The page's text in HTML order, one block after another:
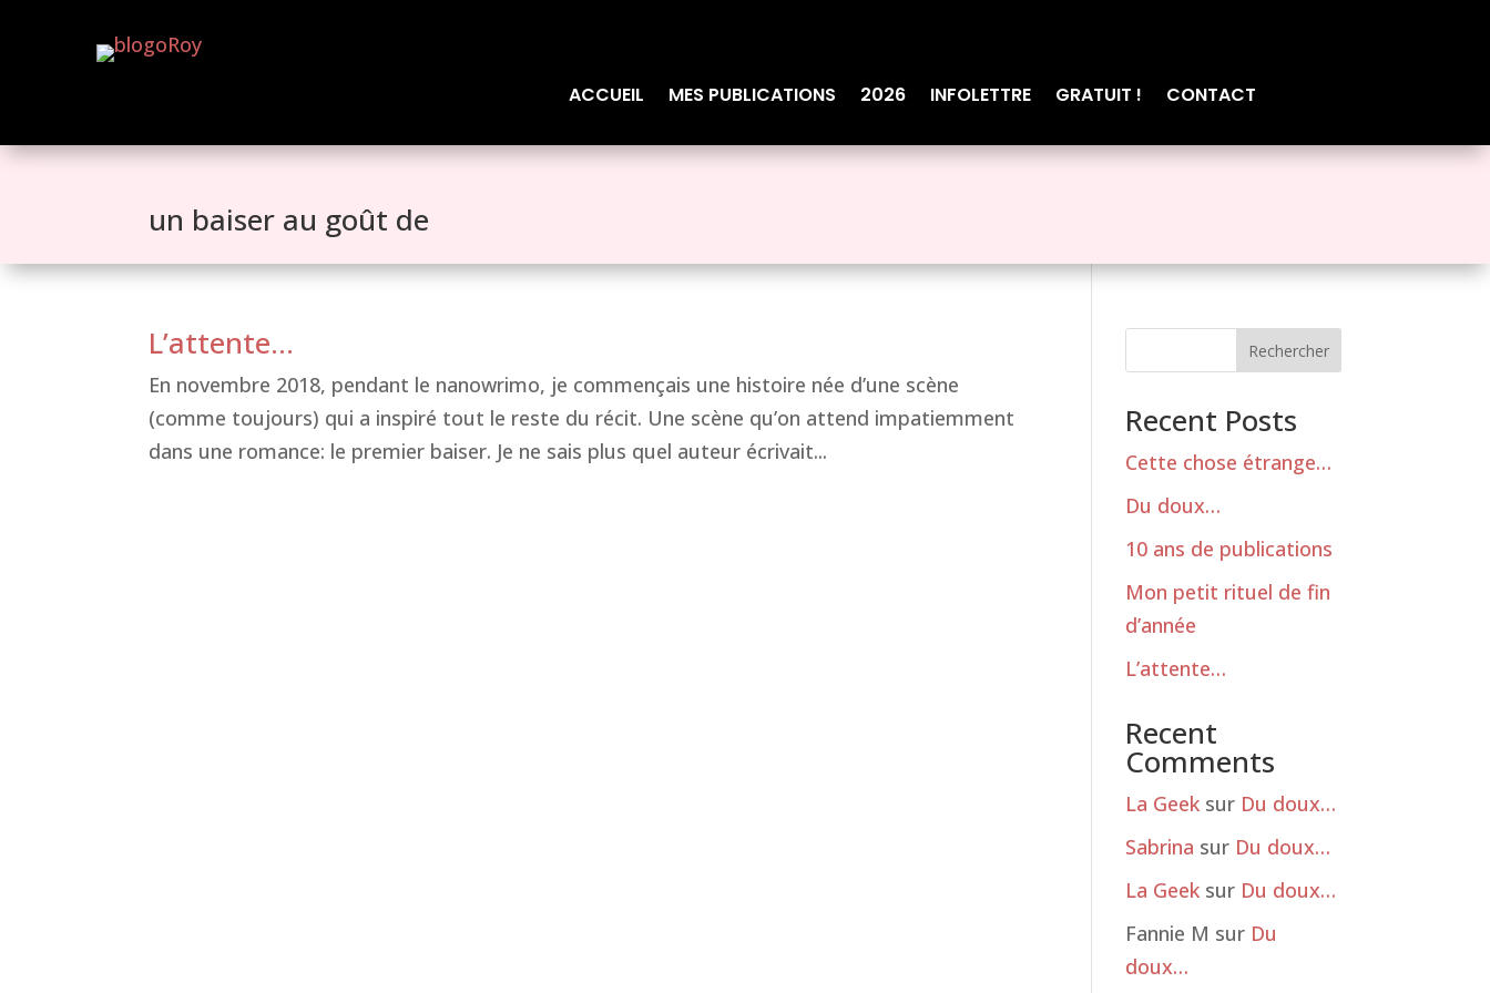
ACCUEIL MES PUBLICATIONS 2026 INFOLETTRE GRATUIT ! CONTACT
un baiser au goût de
L’attente…
En novembre 2018, pendant le nanowrimo, je commençais une histoire née d’une scène
(comme toujours) qui a inspiré tout le reste du récit. Une scène qu’on attend impatiemment
dans une romance: le premier baiser. Je ne sais plus quel auteur écrivait...
Rechercher
Recent Posts
Cette chose étrange…
Du doux…
10 ans de publications
Mon petit rituel de fin
d’année
L’attente…
Recent
Comments
La Geek sur Du doux…
Sabrina sur Du doux…
La Geek sur Du doux…
Fannie M sur Du
doux…